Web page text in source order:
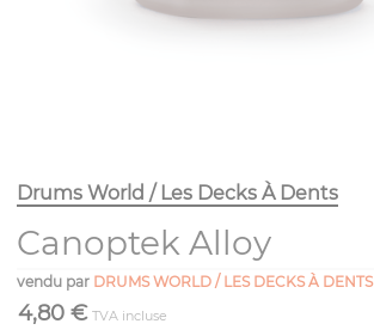
Drums World / Les Decks À Dents
Canoptek Alloy
vendu par DRUMS WORLD / LES DECKS À DENTS
4,80 € TVA incluse